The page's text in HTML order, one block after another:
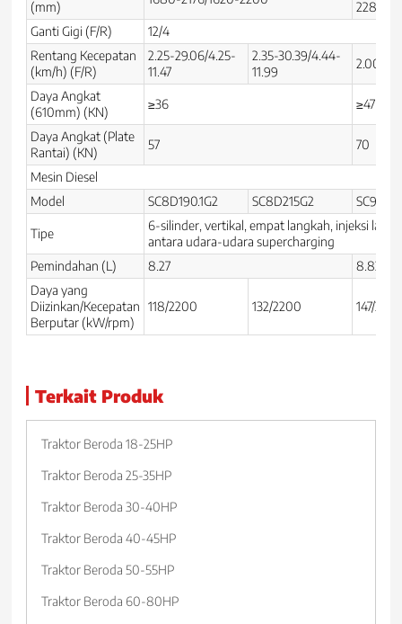
(mm)
Ganti Gigi (F/R)
12/4
Rentang Kecepatan
(km/h) (F/R)
2.25-29.06/4.25-
11.47
2.35-30.39/4.44-
11.99
2.00-
Daya Angkat
(610mm) (KN)
≥36 ≥47
Daya Angkat (Plate
Rantai) (KN)
57 70
Mesin Diesel
Model
SC8D190.1G2 SC8D215G2
Tipe
6-silinder, vertikal, empat langkah, injeksi
antara udara-udara supercharging
Pemindahan (L)
8.27
8.82
Daya yang
Diizinkan/Kecepatan
Berputar (kW/rpm)
118/2200 132/2200 147/
Terkait Produk
Traktor Beroda 18-25HP
Traktor Beroda 25-35HP
Traktor Beroda 30-40HP
Traktor Beroda 40-45HP
Traktor Beroda 50-55HP
Traktor Beroda 60-80HP